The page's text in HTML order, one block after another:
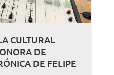
CULTURAL
DE
DE FELIPE